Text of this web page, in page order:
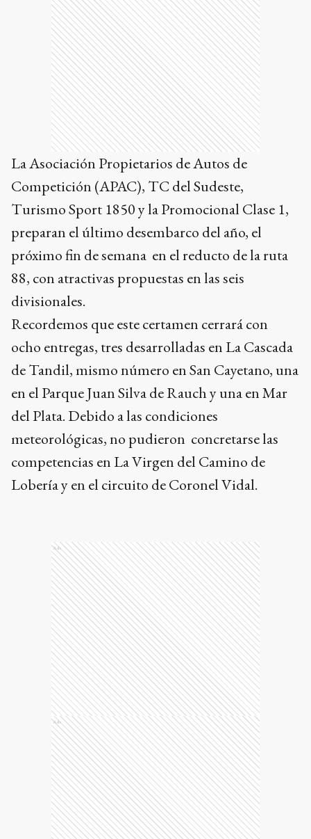
La Asociación Propietarios de Autos de
Competición (APAC), TC del Sudeste,
Turismo Sport 1850 y la Promocional Clase 1,
preparan el último desembarco del año, el
próximo fin de semana en el reducto de la ruta
88, con atractivas propuestas en las seis
divisionales.
Recordemos que este certamen cerrará con
ocho entregas, tres desarrolladas en La Cascada
de Tandil, mismo número en San Cayetano, una
en el Parque Juan Silva de Rauch y una en Mar
del Plata. Debido a las condiciones
meteorológicas, no pudieron concretarse las
competencias en La Virgen del Camino de
Lobería y en el circuito de Coronel Vidal.
Ads
Ads